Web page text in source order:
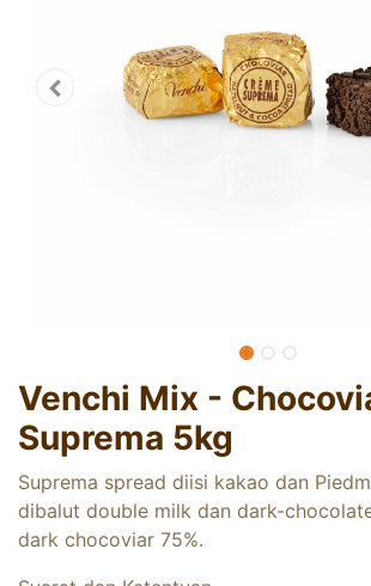
Venchi Mix -
Suprema 5kg
Suprema spread diisi kakao dan
dibalut double milk dan dark-
dark chocoviar 75%.